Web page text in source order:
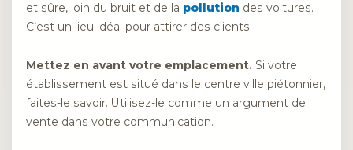
et sûre, loin du bruit et de la pollution des voitures.
C’est un lieu idéal pour attirer des clients.
Mettez en avant votre emplacement. Si votre
établissement est situé dans le centre ville piétonnier,
faites-le savoir. Utilisez-le comme un argument de
vente dans votre communication.